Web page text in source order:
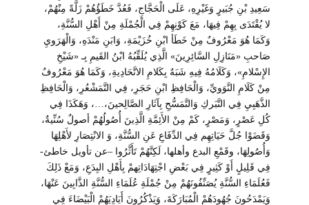
سَعِيدِ بْنِ جُبَيرٍ وَغَيْرِهِ، عَلَى الْحَجَّاجِ، فَعُدَّ خَطَؤُهُمْ زَلَّةً مِنْهُمْ،
لا يُقْتَدَى بِهِمْ فِيهَا، مَعَ كَوْنِهِمْ فِي الْجُمْلَةِ مِنْ أَهْلِ السُّنَّةِ،
وَكَمَا هُوَ مَعْرُوفٌ مِنْ خَطَأ ابْنِ خُزَيْمَةِ، وَابَنِ مَنْدَهِ، وَالْهَرَويِ
صَاحبِ «مَنَازِلِ السَّائِرِينَ» الَّذِي يُلَقِّبُهُ ابْنُ القَيمِ بِـ «شَيْخِ
الإِسْلامِ»، وَكَلَامُهُ فِيهِ شَبَهٌ بِكَلامِ الاتَّحَادِيةِ، وَكَمَا هُوَ مَعْرُوفٌ
مِنْ كَلَامِ النَّوَويِّ، وَالْحَافِظِ ابْنِ حَجَرِ، فِي التَّمَشْعُرِ، وَالْحَافِظِ
الذَّهَبِيِ فِي التَّبَركِ وَالتَّمَسُّحِ بِآثَارِ الصَّالِحينَ،…، وَهَكَذَا فِي
كُلِ عَصْرٍ، وَمَصْرٍ، كَمْ مِنْ الأَئِمَّةِ الَّذِينَ أُصُولُهُمْ أصولٌ سُنِّيةٌ،
وَقَضَوْا جُلَّ حَيَاتِهِم فِي الدِّفَاعِ عَنِ السُّنَّةِ، وَ الانْتِصَارِ لأَهْلِهَا
وَأُصُولِهَا، وقَمْعِ البدع وأهلها، لَكِنَّهُمْ تَأَثَّرُوا –عن تأويل خاطئ-
فِي قَلِيلٍ أَوْ كَثِيرٍ فِي بَعْضِ اجْتِهَادَاتِهمْ بِأَهْلِ البِدَعِ، وَمَعْ ذَلِكَ
فَعُلَمَاءِ السُّنَّةِ يُصَنِّفُونَهُمْ مِنْ جُمْلَةِ عُلَمَاءِ السُّنَّةِ الذَّابِينَ عَنْهَا،
وَيَمْدَحُونَ جُهُودَهُمْ الْمُبَارَكَةَ، وَيَذْكُرُونَ أَيَادِيَهُمْ الْبَيْضَاءَ فِي